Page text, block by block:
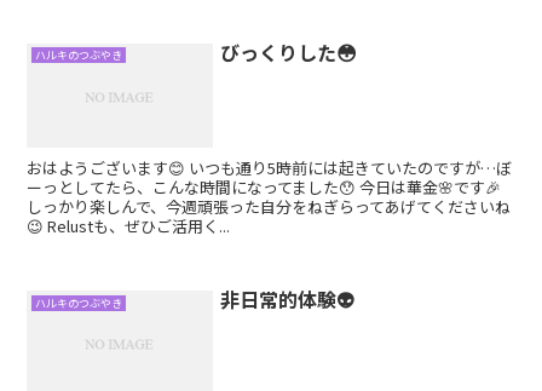
ハルキのつぶやき びっくりした😳
おはようございます😊 いつも通り5時前には起きていたのですが…ぼ
ーっとしてたら、こんな時間になってました😯 今日は華金🌸です🎉
しっかり楽しんで、今週頑張った自分をねぎらってあげてくださいね
😉 Relustも、ぜひご活用く...
ハルキのつぶやき 非日常的体験👽